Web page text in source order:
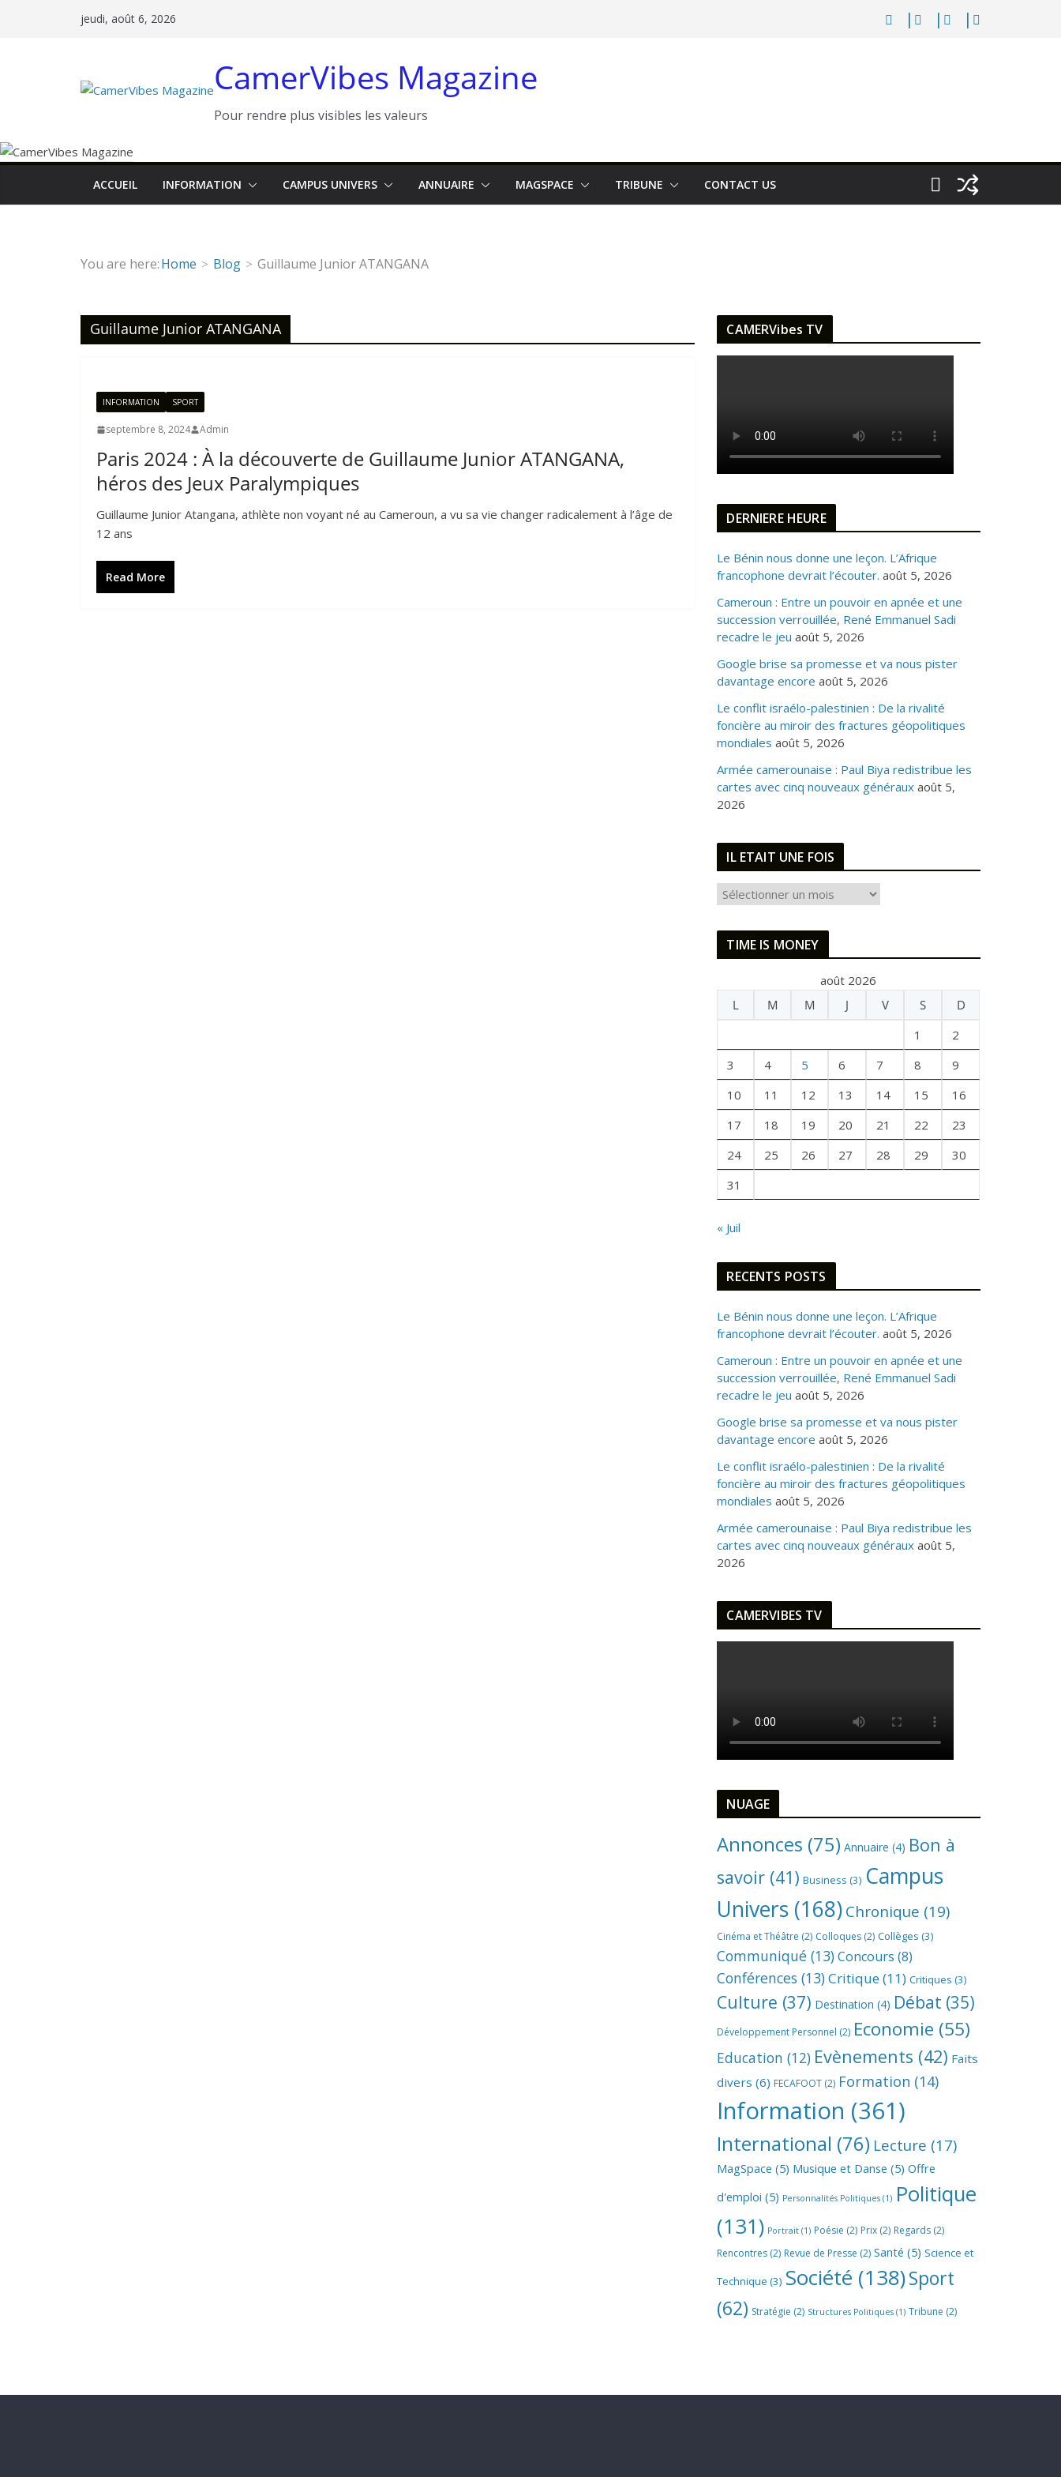
jeudi, août 6, 2026
CamerVibes Magazine
Pour rendre plus visibles les valeurs
ACCUEIL INFORMATION CAMPUS UNIVERS ANNUAIRE MAGSPACE TRIBUNE CONTACT US
You are here:Home Blog Guillaume Junior ATANGANA
Guillaume Junior ATANGANA
INFORMATION SPORT
septembre 8, 2024 Admin
Paris 2024 : À la découverte de Guillaume Junior ATANGANA,
héros des Jeux Paralympiques
Guillaume Junior Atangana, athlète non voyant né au Cameroun, a vu sa vie changer radicalement à l’âge de
12 ans
Read More
CAMERVibes TV
DERNIERE HEURE
Le Bénin nous donne une leçon. L’Afrique
francophone devrait l’écouter. août 5, 2026
Cameroun : Entre un pouvoir en apnée et une
succession verrouillée, René Emmanuel Sadi
recadre le jeu août 5, 2026
Google brise sa promesse et va nous pister
davantage encore août 5, 2026
Le conflit israélo-palestinien : De la rivalité
foncière au miroir des fractures géopolitiques
mondiales août 5, 2026
Armée camerounaise : Paul Biya redistribue les
cartes avec cinq nouveaux généraux août 5,
2026
IL ETAIT UNE FOIS
E
I
U
F
S
TIME IS MONEY
août 2026
L
M M J V S
D
1
2
3
4 5 6 7 8
9
10
11 12 13 14 15
16
17
18 19 20 21 22
23
24
25 26 27 28 29
30
31
« Juil
RECENTS POSTS
Le Bénin nous donne une leçon. L’Afrique
francophone devrait l’écouter. août 5, 2026
Cameroun : Entre un pouvoir en apnée et une
succession verrouillée, René Emmanuel Sadi
recadre le jeu août 5, 2026
Google brise sa promesse et va nous pister
davantage encore août 5, 2026
Le conflit israélo-palestinien : De la rivalité
foncière au miroir des fractures géopolitiques
mondiales août 5, 2026
Armée camerounaise : Paul Biya redistribue les
cartes avec cinq nouveaux généraux août 5,
2026
CAMERVIBES TV
NUAGE
Annonces (75) Annuaire (4) Bon à
savoir (41) Business (3) Campus
Univers (168)Chronique (19)
Cinéma et Théâtre (2) Colloques (2) Collèges (3)
Communiqué (13) Concours (8)
Conférences (13)Critique(11) Critiques (3)
Culture (37) Destination (4) Débat (35)
Développement Personnel (2) Economie (55)
Education (12) Evènements (42) Faits
divers (6) FECAFOOT (2) Formation (14)
Information (361)
International (76) Lecture (17)
MagSpace (5) Musique et Danse (5) Offre
d'emploi (5) Personnalités Politiques (1) Politique
(131) Portrait (1) Poésie (2) Prix (2) Regards (2)
Rencontres (2) Revue de Presse (2) Santé (5) Science et
Technique (3) Société (138)Sport
(62) Stratégie (2) Structures Politiques (1) Tribune (2)